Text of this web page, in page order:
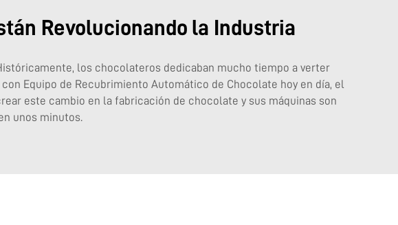
Revolucionando la Industria
los chocolateros dedicaban mucho tiempo a verter
Equipo de Recubrimiento Automático de Chocolate hoy en día, el
este cambio en la fabricación de chocolate y sus máquinas son
unos minutos.